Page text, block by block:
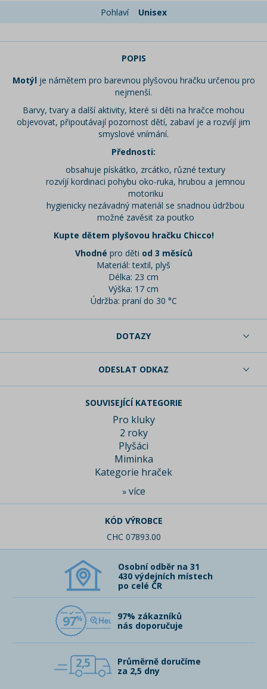
Pohlaví
Unisex
POPIS
Motýl je námětem pro barevnou plyšovou hračku určenou pro
nejmenší.
Barvy, tvary a další aktivity, které si děti na hračce mohou
objevovat, připoutávají pozornost dětí, zabaví je a rozvíjí jim
smyslové vnímání.
Přednosti:
obsahuje pískátko, zrcátko, různé textury
rozvíjí kordinaci pohybu oko-ruka, hrubou a jemnou
motoriku
hygienicky nezávadný materiál se snadnou údržbou
možné zavěsit za poutko
Kupte dětem plyšovou hračku Chicco!
Vhodné pro děti od 3 měsíců
Materiál: textil, plyš
Délka: 23 cm
Výška: 17 cm
Údržba: praní do 30 °C
DOTAZY
ODESLAT ODKAZ
SOUVISEJÍCÍ KATEGORIE
Pro kluky
2 roky
Plyšáci
Miminka
Kategorie hraček
» více
KÓD VÝROBCE
CHC 07893.00
Osobní odběr na 31
430 výdejních místech
po celé ČR
97
97% zákazníků
nás doporučuje
2,5
Průměrně doručíme
za 2,5 dny